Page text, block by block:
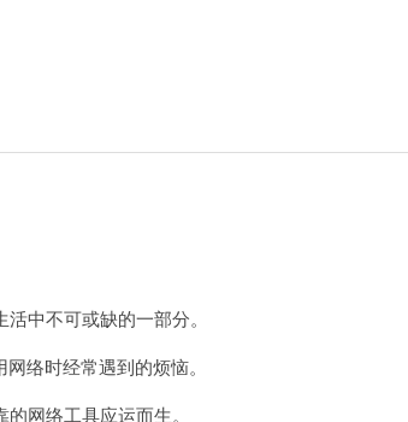
不可或缺的一部分。
时经常遇到的烦恼。
络工具应运而生。